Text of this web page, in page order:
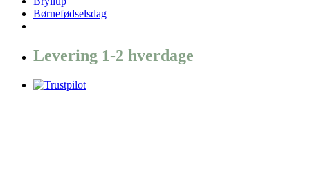
Børnefødselsdag
Levering 1-2 hverdage